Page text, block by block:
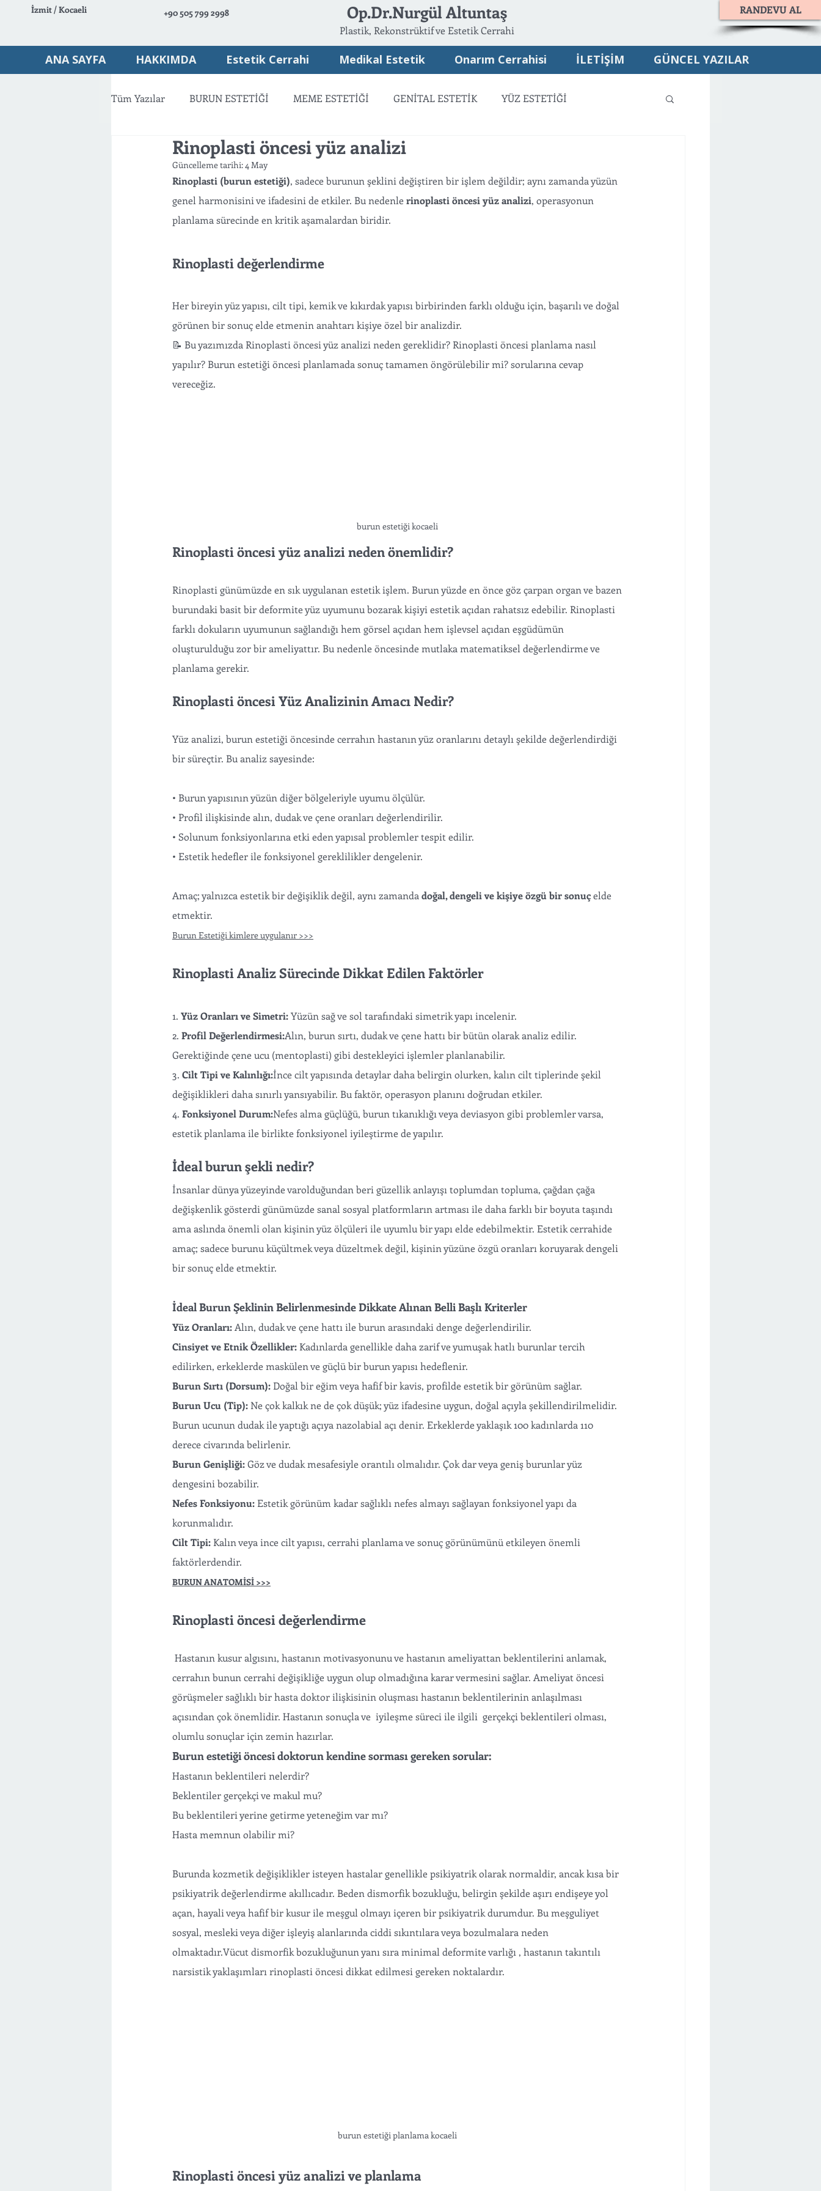
İzmit / Kocaeli +90 505 799 2998 RANDEVU AL
Op.Dr.Nurgül Altuntaş
Plastik, Rekonstrüktif ve Estetik Cerrahi
ANA SAYFA HAKKIMDA Estetik Cerrahi Medikal Estetik Onarım Cerrahisi İLETİŞİM GÜNCEL YAZILAR
Tüm Yazılar BURUN ESTETİĞİ MEME ESTETİĞİ GENİTAL ESTETİK YÜZ ESTETİĞİ
VÜCUT ESTETİĞİ AMELİYATSIZ ESTETİK ONARIM CERRAHİSİ
Rinoplasti öncesi yüz analizi
Güncelleme tarihi:4 May
Rinoplasti (burun estetiği), sadece burunun şeklini değiştiren bir işlem değildir; aynı zamanda yüzün
genel harmonisini ve ifadesini de etkiler. Bu nedenle rinoplasti öncesi yüz analizi, operasyonun
planlama sürecinde en kritik aşamalardan biridir.
Rinoplasti değerlendirme
Her bireyin yüz yapısı, cilt tipi, kemik ve kıkırdak yapısı birbirinden farklı olduğu için, başarılı ve doğal
görünen bir sonuç elde etmenin anahtarı kişiye özel bir analizdir.
📝 Bu yazımızda Rinoplasti öncesi yüz analizi neden gereklidir? Rinoplasti öncesi planlama nasıl
yapılır? Burun estetiği öncesi planlamada sonuç tamamen öngörülebilir mi? sorularına cevap
vereceğiz.
burun estetiği kocaeli
Rinoplasti öncesi yüz analizi neden önemlidir?
Rinoplasti günümüzde en sık uygulanan estetik işlem. Burun yüzde en önce göz çarpan organ ve bazen
burundaki basit bir deformite yüz uyumunu bozarak kişiyi estetik açıdan rahatsız edebilir. Rinoplasti
farklı dokuların uyumunun sağlandığı hem görsel açıdan hem işlevsel açıdan eşgüdümün
oluşturulduğu zor bir ameliyattır. Bu nedenle öncesinde mutlaka matematiksel değerlendirme ve
planlama gerekir.
Rinoplasti öncesi Yüz Analizinin Amacı Nedir?
Yüz analizi, burun estetiği öncesinde cerrahın hastanın yüz oranlarını detaylı şekilde değerlendirdiği
bir süreçtir. Bu analiz sayesinde:
• Burun yapısının yüzün diğer bölgeleriyle uyumu ölçülür.
• Profil ilişkisinde alın, dudak ve çene oranları değerlendirilir.
• Solunum fonksiyonlarına etki eden yapısal problemler tespit edilir.
• Estetik hedefler ile fonksiyonel gereklilikler dengelenir.
Amaç; yalnızca estetik bir değişiklik değil, aynı zamanda doğal, dengeli ve kişiye özgü bir sonuç elde
etmektir.
Burun Estetiği kimlere uygulanır >>>
Rinoplasti Analiz Sürecinde Dikkat Edilen Faktörler
1. Yüz Oranları ve Simetri: Yüzün sağ ve sol tarafındaki simetrik yapı incelenir.
2. Profil Değerlendirmesi:Alın, burun sırtı, dudak ve çene hattı bir bütün olarak analiz edilir.
Gerektiğinde çene ucu (mentoplasti) gibi destekleyici işlemler planlanabilir.
3. Cilt Tipi ve Kalınlığı:İnce cilt yapısında detaylar daha belirgin olurken, kalın cilt tiplerinde şekil
değişiklikleri daha sınırlı yansıyabilir. Bu faktör, operasyon planını doğrudan etkiler.
4. Fonksiyonel Durum:Nefes alma güçlüğü, burun tıkanıklığı veya deviasyon gibi problemler varsa,
estetik planlama ile birlikte fonksiyonel iyileştirme de yapılır.
İdeal burun şekli nedir?
İnsanlar dünya yüzeyinde varolduğundan beri güzellik anlayışı toplumdan topluma, çağdan çağa
değişkenlik gösterdi günümüzde sanal sosyal platformların artması ile daha farklı bir boyuta taşındı
ama aslında önemli olan kişinin yüz ölçüleri ile uyumlu bir yapı elde edebilmektir. Estetik cerrahide
amaç; sadece burunu küçültmek veya düzeltmek değil, kişinin yüzüne özgü oranları koruyarak dengeli
bir sonuç elde etmektir.
İdeal Burun Şeklinin Belirlenmesinde Dikkate Alınan Belli Başlı Kriterler
Yüz Oranları: Alın, dudak ve çene hattı ile burun arasındaki denge değerlendirilir.
Cinsiyet ve Etnik Özellikler: Kadınlarda genellikle daha zarif ve yumuşak hatlı burunlar tercih
edilirken, erkeklerde maskülen ve güçlü bir burun yapısı hedeflenir.
Burun Sırtı (Dorsum): Doğal bir eğim veya hafif bir kavis, profilde estetik bir görünüm sağlar.
Burun Ucu (Tip): Ne çok kalkık ne de çok düşük; yüz ifadesine uygun, doğal açıyla şekillendirilmelidir.
Burun ucunun dudak ile yaptığı açıya nazolabial açı denir. Erkeklerde yaklaşık 100 kadınlarda 110
derece civarında belirlenir.
Burun Genişliği: Göz ve dudak mesafesiyle orantılı olmalıdır. Çok dar veya geniş burunlar yüz
dengesini bozabilir.
Nefes Fonksiyonu: Estetik görünüm kadar sağlıklı nefes almayı sağlayan fonksiyonel yapı da
korunmalıdır.
Cilt Tipi: Kalın veya ince cilt yapısı, cerrahi planlama ve sonuç görünümünü etkileyen önemli
faktörlerdendir.
BURUN ANATOMİSİ >>>
Rinoplasti öncesi değerlendirme
cerrahın bunun cerrahi değişikliğe uygun olup olmadığına karar vermesini sağlar. Ameliyat öncesi
görüşmeler sağlıklı bir hasta doktor ilişkisinin oluşması hastanın beklentilerinin anlaşılması
açısından çok önemlidir. Hastanın sonuçla ve  iyileşme süreci ile ilgili  gerçekçi beklentileri olması,
olumlu sonuçlar için zemin hazırlar.
Burun estetiği öncesi doktorun kendine sorması gereken sorular:
Hastanın beklentileri nelerdir?
Beklentiler gerçekçi ve makul mu?
Bu beklentileri yerine getirme yeteneğim var mı?
Hasta memnun olabilir mi?
Burunda kozmetik değişiklikler isteyen hastalar genellikle psikiyatrik olarak normaldir, ancak kısa bir
psikiyatrik değerlendirme akıllıcadır. Beden dismorfik bozukluğu, belirgin şekilde aşırı endişeye yol
açan, hayali veya hafif bir kusur ile meşgul olmayı içeren bir psikiyatrik durumdur. Bu meşguliyet
sosyal, mesleki veya diğer işleyiş alanlarında ciddi sıkıntılara veya bozulmalara neden
olmaktadır.Vücut dismorfik bozukluğunun yanı sıra minimal deformite varlığı , hastanın takıntılı
narsistik yaklaşımları rinoplasti öncesi dikkat edilmesi gereken noktalardır.
burun estetiği planlama kocaeli
Rinoplasti öncesi yüz analizi ve planlama